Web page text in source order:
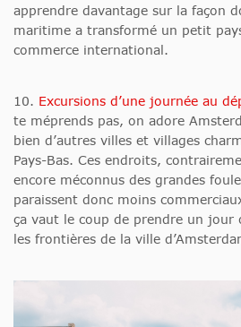
apprendre davantage sur la façon
maritime a transformé un petit
commerce international.
10. Excursions d’une journée au
te méprends pas, on adore
bien d’autres villes et villages
Pays-Bas. Ces endroits,
encore méconnus des grandes
paraissent donc moins
ça vaut le coup de prendre un jour
les frontières de la ville